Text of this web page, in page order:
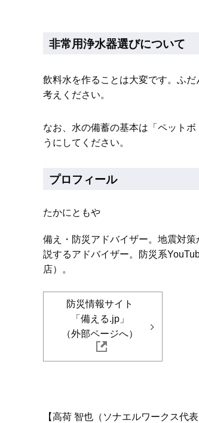
非常用浄水器選びについて
飲料水を作ることは大変です。ふ
考えください。
なお、水の備蓄の基本は「ペット
うにしてください。
プロフィール
たかにともや
備え・防災アドバイザー。地震対
説するアドバイザー。防災系
店）。
防災情報サイト
「備える.jp」
（外部ページへ）
【高荷 智也（ソナエルワークス代表